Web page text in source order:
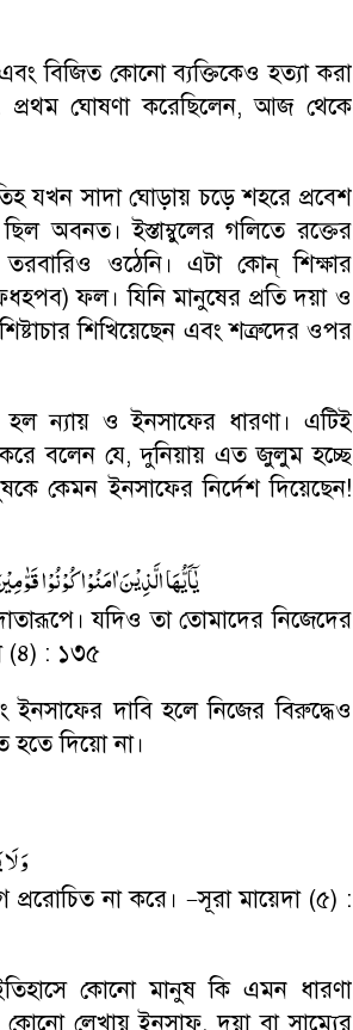
বিজিত কোনো ব্যক্তিকেও হত্যা করা
প্রথম ঘোষণা করেছিলেন,আজ থেকে
যখন সাদা ঘোড়ায় চড়ে শহরে প্রবেশ
অবনত। ইস্তাম্বুলের গলিতে রক্তের
ওঠেনি। এটা কোন্ শিক্ষার
ফল। যিনি মানুষের প্রতি দয়া ও
শিখিয়েছেন এবং শত্রুদের ওপর
ন্যায় ও ইনসাফের ধারণা। এটিই
বলেন যে,দুনিয়ায় এত জুলুম হচ্ছে
কেমন ইনসাফের নির্দেশ দিয়েছেন!
يٰۤاَيُّهَا الَّذِيْنَ اٰمَنُوْا كُوْنُوْا
যদিও তা তোমাদের নিজেদের
(৪) : ১৩৫
ইনসাফের দাবি হলে নিজের বিরুদ্ধেও
হতে দিয়ো না।
وَ
প্ররোচিত না করে। –সূরা মায়েদা (৫) :
কোনো মানুষ কি এমন ধারণা
কোনো লেখায় ইনসাফ,দয়া বা সাম্যের